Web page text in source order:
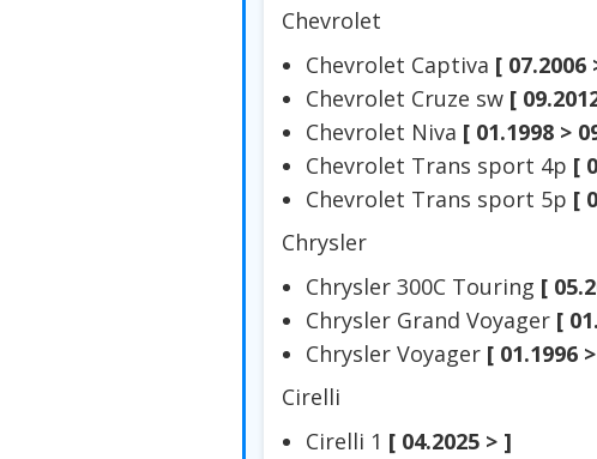
Chevrolet
Chevrolet Captiva [ 07.2006
Chevrolet Cruze sw [
Chevrolet Niva [ 01.1998 >
Chevrolet Trans sport 4p [
Chevrolet Trans sport 5p [
Chrysler
Chrysler 300C Touring [
Chrysler Grand Voyager [
Chrysler Voyager [ 01.1996
Cirelli
Cirelli 1 [ 04.2025 > ]